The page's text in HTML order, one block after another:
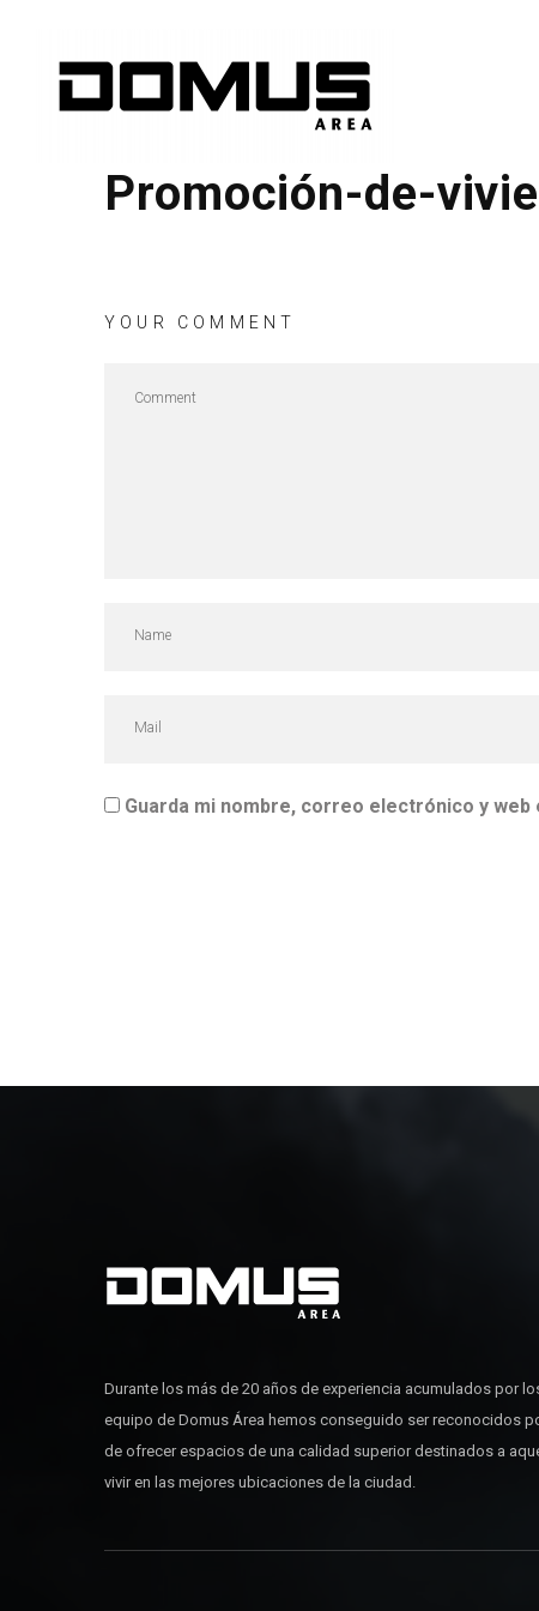
Promoción-de-
YOUR COMMENT
Guarda mi nombre, correo electrónico y
Durante los más de 20 años de experiencia acumulados por
equipo de Domus Área hemos conseguido ser reconocidos
de ofrecer espacios de una calidad superior destinados a
vivir en las mejores ubicaciones de la ciudad.